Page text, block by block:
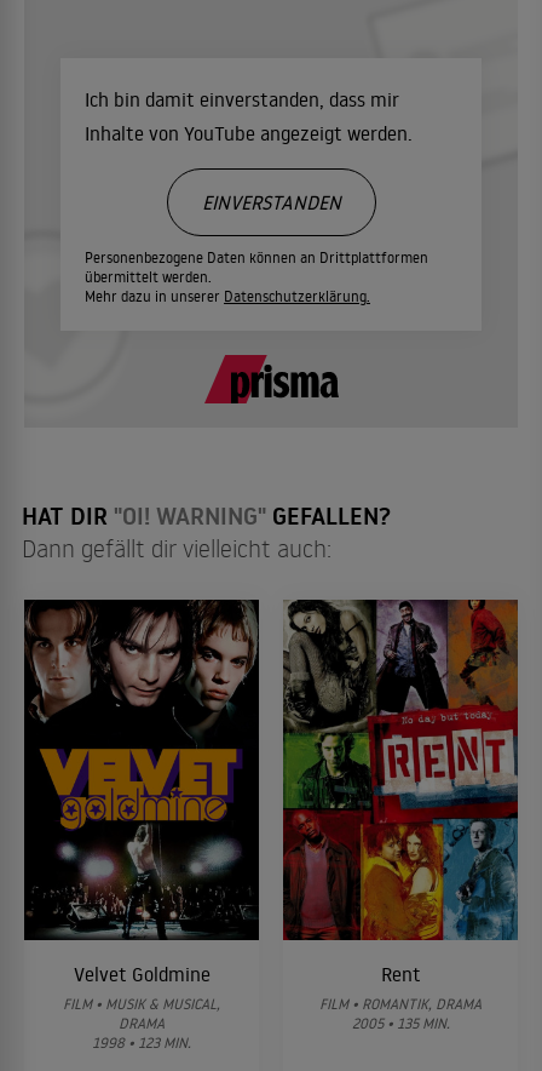
Ich bin damit einverstanden, dass mir
Inhalte von YouTube angezeigt werden.
Personenbezogene Daten können an Drittplattformen
übermittelt werden.
Mehr dazu in unserer Datenschutzerklärung.
EINVERSTANDEN
HAT DIR "OI! WARNING" GEFALLEN?
Dann gefällt dir vielleicht auch:
Velvet Goldmine
FILM • MUSIK & MUSICAL,
DRAMA
1998 • 123 MIN.
Rent
FILM • ROMANTIK, DRAMA
2005 • 135 MIN.